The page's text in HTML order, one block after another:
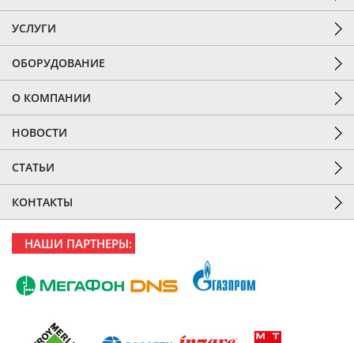
УСЛУГИ
ОБОРУДОВАНИЕ
О КОМПАНИИ
НОВОСТИ
СТАТЬИ
КОНТАКТЫ
НАШИ ПАРТНЕРЫ: